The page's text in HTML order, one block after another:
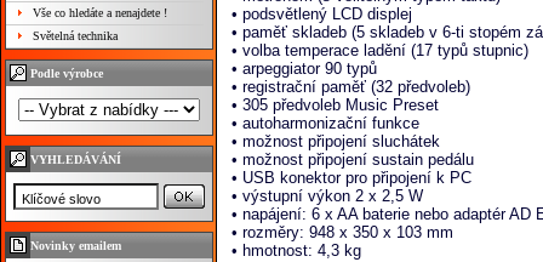
Vše co hledáte a nenajdete !
Světelná technika
Podle výrobce
VYHLEDÁVÁNÍ
Novinky emailem
• podsvětlený LCD displej
• paměť skladeb (5 skladeb v 6-ti stopém
• volba temperace ladění (17 typů stupnic)
• arpeggiator 90 typů
• registrační paměť (32 předvoleb)
• 305 předvoleb Music Preset
• autoharmonizační funkce
• možnost připojení sluchátek
• možnost připojení sustain pedálu
• USB konektor pro připojení k PC
• výstupní výkon 2 x 2,5 W
• napájení: 6 x AA baterie nebo adaptér AD
• rozměry: 948 x 350 x 103 mm
• hmotnost: 4,3 kg